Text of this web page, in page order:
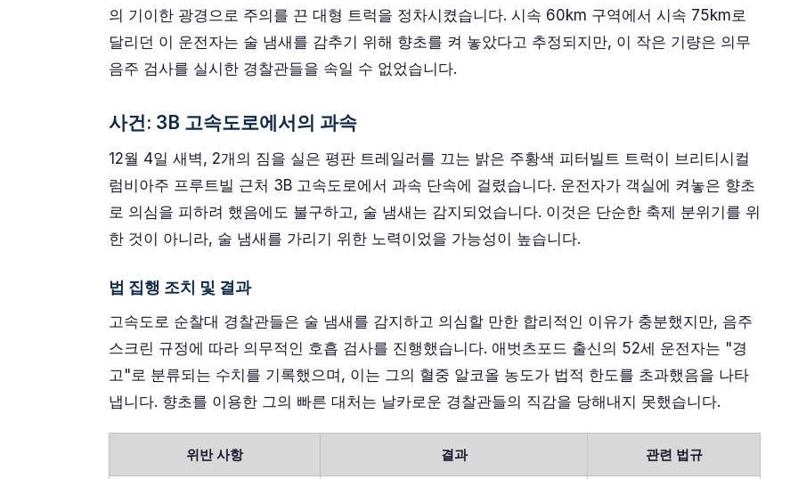
의 기이한 광경으로 주의를 끈 대형 트럭을 정차시켰습니다. 시속 60km 구역에서 시속 75km로
달리던 이 운전자는 술 냄새를 감추기 위해 향초를 켜 놓았다고 추정되지만, 이 작은 기량은 의무
음주 검사를 실시한 경찰관들을 속일 수 없었습니다.
사건: 3B 고속도로에서의 과속
12월 4일 새벽, 2개의 짐을 실은 평판 트레일러를 끄는 밝은 주황색 피터빌트 트럭이 브리티시컬
럼비아주 프루트빌 근처 3B 고속도로에서 과속 단속에 걸렸습니다. 운전자가 객실에 켜놓은 향초
로 의심을 피하려 했음에도 불구하고, 술 냄새는 감지되었습니다. 이것은 단순한 축제 분위기를 위
한 것이 아니라, 술 냄새를 가리기 위한 노력이었을 가능성이 높습니다.
법 집행 조치 및 결과
고속도로 순찰대 경찰관들은 술 냄새를 감지하고 의심할 만한 합리적인 이유가 충분했지만, 음주
스크린 규정에 따라 의무적인 호흡 검사를 진행했습니다. 애벗츠포드 출신의 52세 운전자는 "경
고"로 분류되는 수치를 기록했으며, 이는 그의 혈중 알코올 농도가 법적 한도를 초과했음을 나타
냅니다. 향초를 이용한 그의 빠른 대처는 날카로운 경찰관들의 직감을 당해내지 못했습니다.
위반 사항 결과 관련 법규